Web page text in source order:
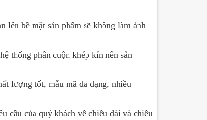
lên bề mặt sản phẩm sẽ không làm ảnh
thống phân cuộn khép kín nên sản
lượng tốt, mẫu mã đa dạng, nhiều
cầu của quý khách về chiều dài và chiều